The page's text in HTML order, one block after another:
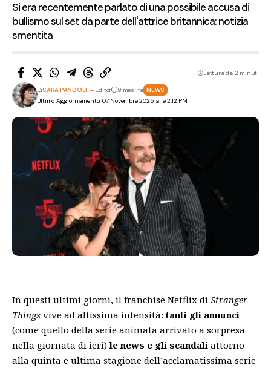
Si era recentemente parlato di una possibile accusa di
bullismo sul set da parte dell'attrice britannica: notizia
smentita
Ultimo Aggiornamento: 07 Novembre 2025 alle 2:12 PM
DiSARA PANDOLFI- Editor 9 mesi fa NEWS
Lettura da 2 minuti
In questi ultimi giorni, il franchise Netflix di Stranger
Things vive ad altissima intensità:tanti gli annunci
(come quello della serie animata arrivato a sorpresa
nella giornata di ieri)le news e gli scandali attorno
alla quinta e ultima stagione dell’acclamatissima serie